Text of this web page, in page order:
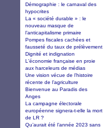
Démographie : le carnaval des
hypocrites
La « société durable » : le
nouveau masque de
l’anticapitalisme primaire
Pompes fiscales cachées et
fausseté du taux de prélèvement
Dignité et indignation
L'économie française en proie
aux harceleurs de médias
Une vision vécue de l’histoire
récente de l’agriculture
Bienvenue au Paradis des
Anges
La campagne électorale
européenne signera-t-elle la mort
de LR ?
Qu’aurait été l’année 2023 sans